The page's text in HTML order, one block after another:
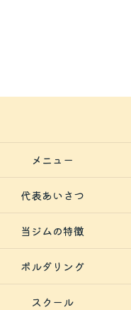
メニュー
代表あいさつ
当ジムの特徴
ボルダリング
スクール